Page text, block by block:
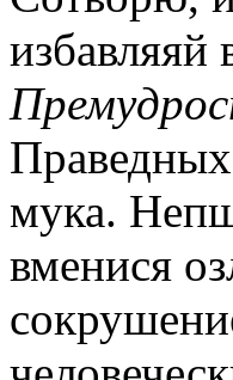
избавляяй
мука.
вменися